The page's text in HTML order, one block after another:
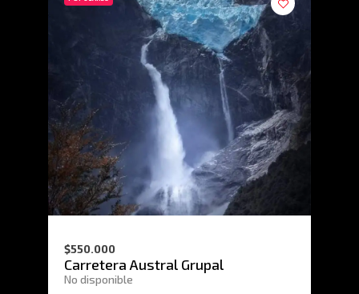
$550.000
Carretera Austral Grupal
No disponible